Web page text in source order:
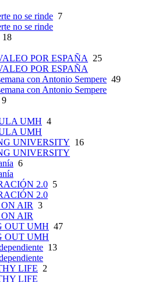
no se rinde 7
no se rinde
18
POR ESPAÑA 25
POR ESPAÑA
con Antonio Sempere 49
con Antonio Sempere
9
UMH 4
UMH
UNIVERSITY 16
UNIVERSITY
6
2.0 5
2.0
AIR 3
AIR
OUT UMH 47
OUT UMH
13
LIFE 2
LIFE